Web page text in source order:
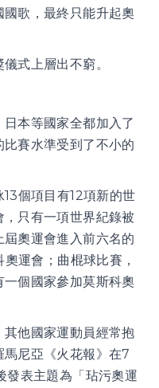
歌，最終只能升起奧
式上層出不窮。
本等國家全都加入了
賽水準受到了不小的
個項目有12項新的世
只有一項世界紀錄被
奧運會進入前六名的
運會；曲棍球比賽，
一個國家參加莫斯科奧
他國家運動員經常抱
尼亞《火花報》在7
發表主題為「玷污奧運